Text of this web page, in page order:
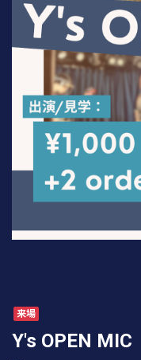
来場
Y's OPEN MIC